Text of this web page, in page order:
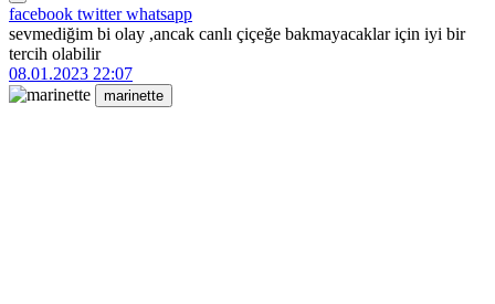
facebook twitterwhatsapp
sevmediğim bi olay ,ancak canlı çiçeğe bakmayacaklar için iyi bir
tercih olabilir
08.01.2023 22:07
marinette